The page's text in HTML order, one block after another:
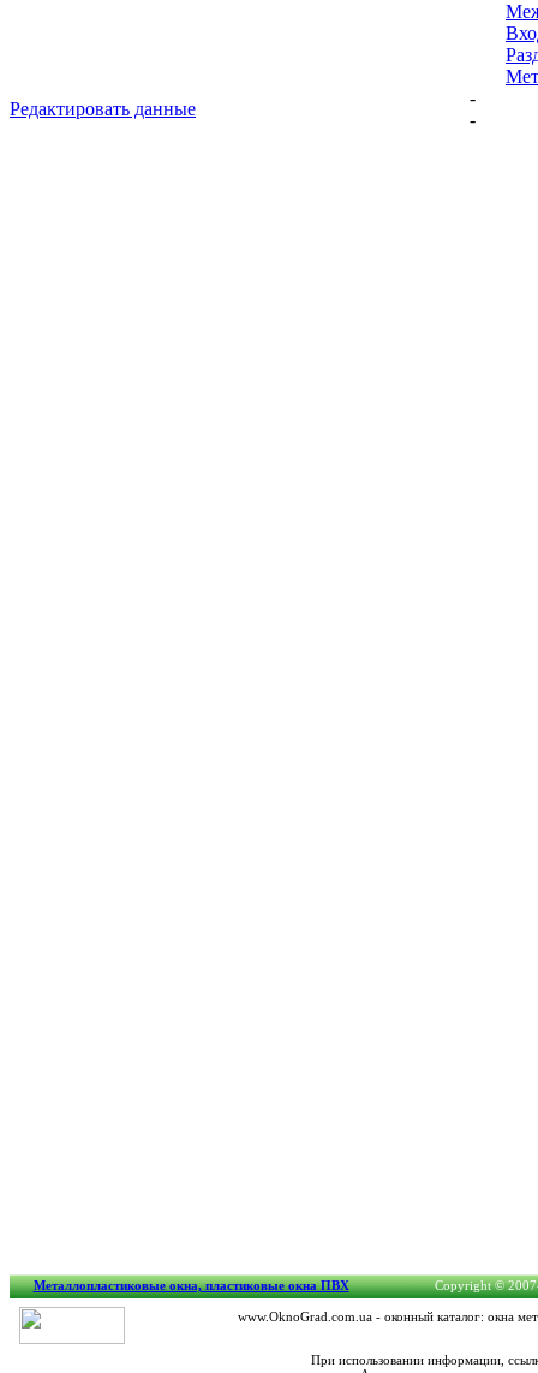
Редактировать данные
-
-
Металлопластиковые окна, пластиковые окна ПВХ Copyright ©
www.OknoGrad.com.ua - оконный каталог: окна
При использовании информации,